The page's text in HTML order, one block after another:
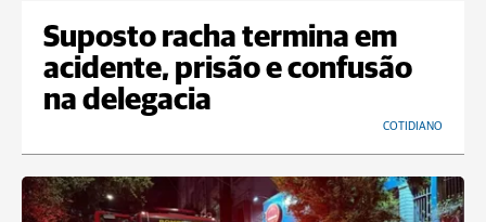
Suposto racha termina em
acidente, prisão e confusão
na delegacia
COTIDIANO